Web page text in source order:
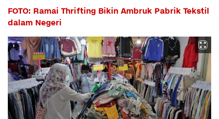
FOTO: Ramai Thrifting Bikin Ambruk Pabrik Tekstil
dalam Negeri